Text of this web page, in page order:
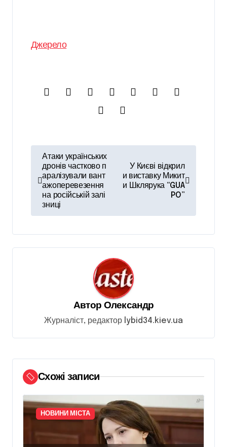
Джерело
в
г
а
ц
п
с
і
в
Атаки українських
дронів частково п
аралізували вант
ажоперевезення
на російській залі
зниці
У Києві відкрил
и виставку Микит
и Шклярука “GUA
PO”
Автор Олександр
Журналіст, редактор lybid34.kiev.ua
Схожі записи
НОВИНИ МІСТА